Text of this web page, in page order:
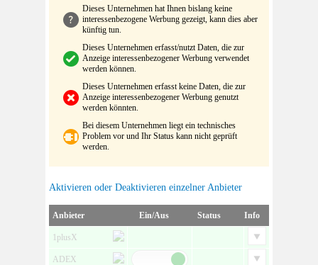
Dieses Unternehmen hat Ihnen bislang keine
interessenbezogene Werbung gezeigt, kann dies aber
künftig tun.
Dieses Unternehmen erfasst/nutzt Daten, die zur
Anzeige interessenbezogener Werbung verwendet
werden können.
Dieses Unternehmen erfasst keine Daten, die zur
Anzeige interessenbezogener Werbung genutzt
werden könnten.
Bei diesem Unternehmen liegt ein technisches
Problem vor und Ihr Status kann nicht geprüft
werden.